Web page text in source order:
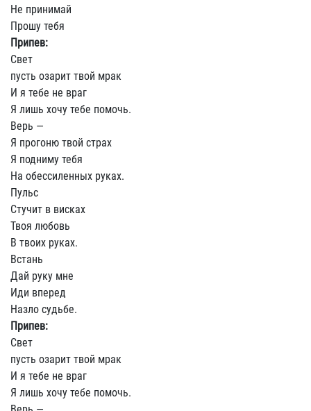
Не принимай
Прошу тебя
Припев:
Свет
пусть озарит твой мрак
И я тебе не враг
Я лишь хочу тебе помочь.
Верь —
Я прогоню твой страх
Я подниму тебя
На обессиленных руках.
Пульс
Стучит в висках
Твоя любовь
В твоих руках.
Встань
Дай руку мне
Иди вперед
Назло судьбе.
Припев:
Свет
пусть озарит твой мрак
И я тебе не враг
Я лишь хочу тебе помочь.